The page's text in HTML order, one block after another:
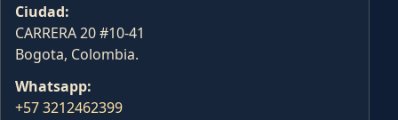
Ciudad:
CARRERA 20 #10-41
Bogota, Colombia.
Whatsapp:
+57 3212462399